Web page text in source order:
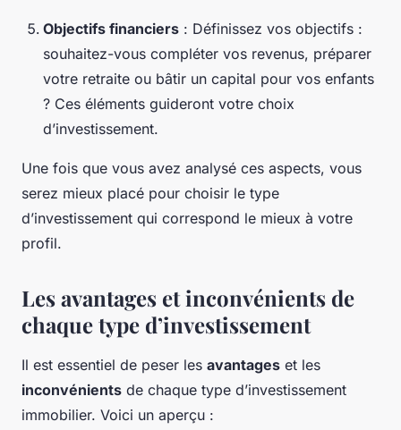
Objectifs financiers : Définissez vos objectifs :
souhaitez-vous compléter vos revenus, préparer
votre retraite ou bâtir un capital pour vos enfants
? Ces éléments guideront votre choix
d’investissement.
Une fois que vous avez analysé ces aspects, vous
serez mieux placé pour choisir le type
d’investissement qui correspond le mieux à votre
profil.
Les avantages et inconvénients de
chaque type d’investissement
Il est essentiel de peser les avantages et les
inconvénients de chaque type d’investissement
immobilier. Voici un aperçu :